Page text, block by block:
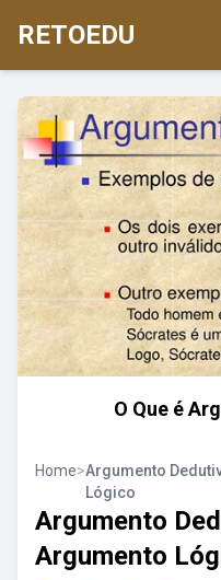
RETOEDU
O Que é
Home>Argumento
Lógico
Argumento
Argumento